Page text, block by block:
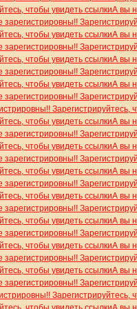
чтобы увидеть ссылкиА вы
зарегистрировны!!
чтобы увидеть ссылкиА вы
зарегистрировны!!
чтобы увидеть ссылкиА вы
зарегистрировны!!
чтобы увидеть ссылкиА вы
зарегистрировны!!
Зарегистрируйтесь,
чтобы увидеть ссылкиА вы
зарегистрировны!!
чтобы увидеть ссылкиА вы
зарегистрировны!!
чтобы увидеть ссылкиА вы
зарегистрировны!!
чтобы увидеть ссылкиА вы
зарегистрировны!!
чтобы увидеть ссылкиА вы
зарегистрировны!!
чтобы увидеть ссылкиА вы
зарегистрировны!!
чтобы увидеть ссылкиА вы
зарегистрировны!!
Зарегистрируйтесь,